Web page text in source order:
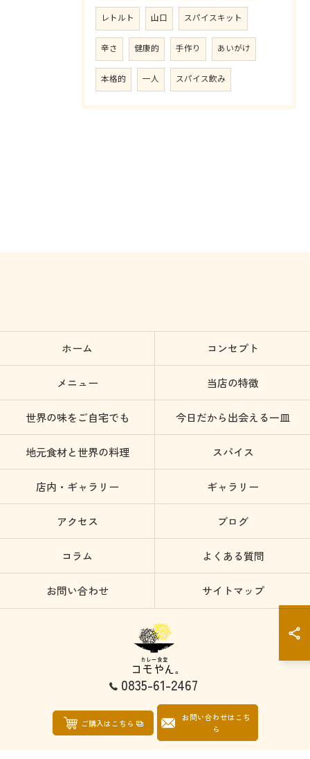
レトルト 山口 スパイスキット
辛さ 健康的 手作り あいがけ
本格的 一人 スパイス飲み
0835-61-2467
ご購入はこちら
お問い合わせはこち
ら
ホーム コンセプト
メニュー 当店の特徴
世界の味をご自宅でも 今日だから出会える一皿
地元食材と世界の料理 スパイス
店内・ギャラリー ギャラリー
アクセス ブログ
コラム よくある質問
お問い合わせ サイトマップ
© 2026 山口県防府市のカレーならカレー食堂コモやん ALL RIGHTS RESERVED.